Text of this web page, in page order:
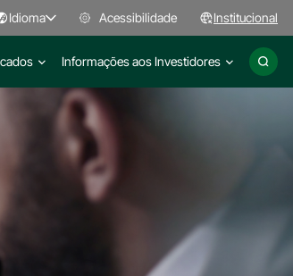
Idioma Acessibilidade Institucional
Informações aos Investidores